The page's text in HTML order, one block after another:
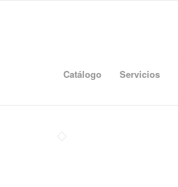
Catálogo Servicios